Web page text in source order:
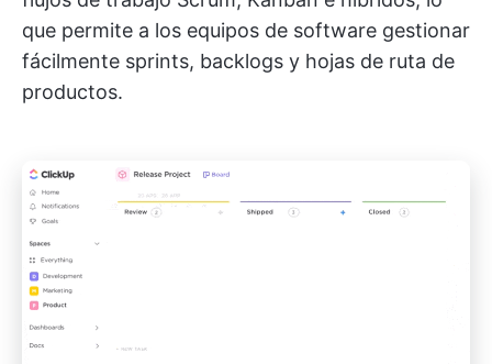
que permite a los equipos de software gestionar
fácilmente sprints, backlogs y hojas de ruta de
productos.